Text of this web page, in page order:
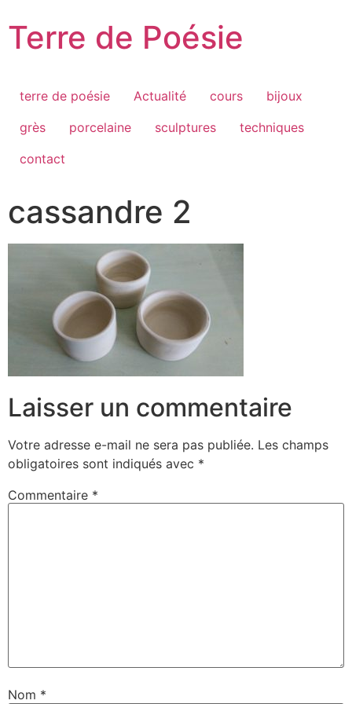
au
contenu
Terre de Poésie
terre de poésie Actualité cours
bijoux
grès
porcelaine sculptures
techniques
contact
cassandre 2
Laisser un commentaire
Votre adresse e-mail ne sera pas publiée. Les champs
obligatoires sont indiqués avec *
Commentaire *
Nom *